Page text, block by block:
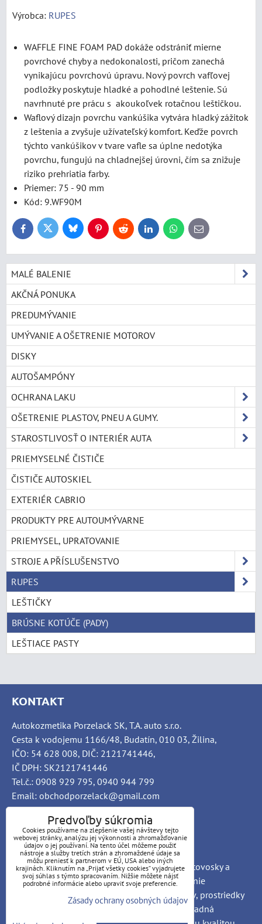
Výrobca: RUPES
WAFFLE FINE FOAM PAD dokáže odstrániť mierne
povrchové chyby a nedokonalosti, pričom zanechá
vynikajúcu povrchovú úpravu. Nový povrch vafľovej
podložky poskytuje hladké a pohodlné leštenie. Sú
navrhnuté pre prácu s akoukoľvek rotačnou leštičkou.
Waflový dizajn povrchu vankúšika vytvára hladký zážitok
z leštenia a zvyšuje užívateľský komfort. Keďže povrch
týchto vankúšikov v tvare vafle sa úplne nedotýka
povrchu, fungujú na chladnejšej úrovni, čím sa znižuje
riziko prehriatia farby.
Priemer: 75 - 90 mm
Kód: 9.WF90M
FacebookTwitter BlueskyPinterestReddit LinkedInWhatsApp
E-
mail
MALÉ BALENIE
AKČNÁ PONUKA
PREDUMÝVANIE
UMÝVANIE A OŠETRENIE MOTOROV
DISKY
AUTOŠAMPÓNY
OCHRANA LAKU
OŠETRENIE PLASTOV, PNEU A GUMY.
STAROSTLIVOSŤ O INTERIÉR AUTA
PRIEMYSELNÉ ČISTIČE
ČISTIČE AUTOSKIEL
EXTERIÉR CABRIO
PRODUKTY PRE AUTOUMÝVARNE
PRIEMYSEL, UPRATOVANIE
STROJE A PŘÍSLUŠENSTVO
RUPES
LEŠTIČKY
BRÚSNE KOTÚČE (PADY)
LEŠTIACE PASTY
KONTAKT
Autokozmetika Porzelack SK, T.A. auto s.r.o.
Cesta k vodojemu 1166/48, Budatín, 010 03, Žilina,
IČO: 54 628 008, DIČ: 2121741446,
IČ DPH: SK2121741446
Tel.č.: 0908 929 795, 0940 944 799
Email: obchodporzelack@gmail.com
INFO
PORZELACK SK Autochémia, car-detailing, autovosky a
brúsne pasty, čističe interiéru a exteriéru, čistenie
nákladných vozidiel, ošetrovanie automobilov, prostriedky
pre autoumyvárne a priemyselné objekty, výhradná
Predvoľby súkromia
Cookies používame na zlepšenie vašej návštevy tejto
webovej stránky, analýzu jej výkonnosti a zhromažďovanie
údajov o jej používaní. Na tento účel môžeme použiť
nástroje a služby tretích strán a zhromaždené údaje sa
môžu preniesť k partnerom v EÚ, USA alebo iných
krajinách. Kliknutím na „Prijať všetky cookies“ vyjadrujete
svoj súhlas s týmto spracovaním. Nižšie môžete nájsť
podrobné informácie alebo upraviť svoje preferencie.
Zásady ochrany osobných údajov